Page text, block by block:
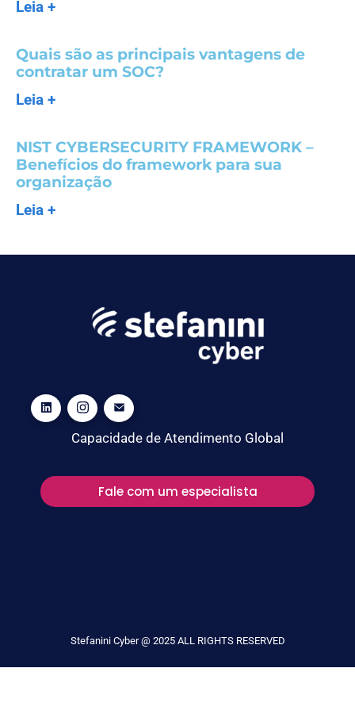
Leia +
Quais são as principais vantagens de
contratar um SOC?
Leia +
NIST CYBERSECURITY FRAMEWORK –
Benefícios do framework para sua
organização
Leia +
Capacidade de Atendimento Global
Fale com um especialista
Stefanini Cyber @ 2025 ALL RIGHTS RESERVED